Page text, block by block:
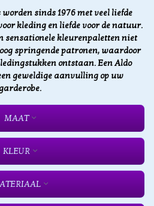
sinds 1976 met veel liefde
kleding en liefde voor de natuur.
sensationele kleurenpaletten niet
springende patronen, waardoor
ontstaan. Een Aldo
geweldige aanvulling op uw
garderobe.
MAAT
KLEUR